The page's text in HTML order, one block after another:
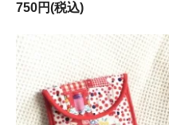
750円(税込)